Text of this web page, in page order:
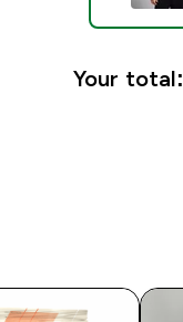
Your total: